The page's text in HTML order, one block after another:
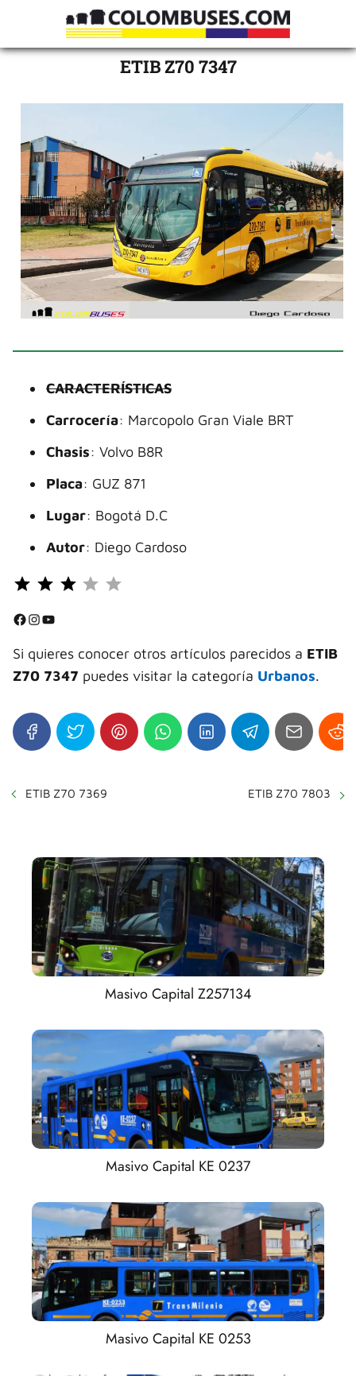
ETIB Z70 7347
CARACTERÍSTICAS
Carrocería: Marcopolo Gran Viale BRT
Chasis: Volvo B8R
Placa: GUZ 871
Lugar: Bogotá D.C
Autor: Diego Cardoso
⭐
⭐
Facebook InstagramYouTube
Si quieres conocer otros artículos parecidos a ETIB
Z70 7347 puedes visitar la categoría Urbanos.
ETIB Z70 7369 ETIB Z70 7803
Masivo Capital Z257134
Masivo Capital KE 0237
Masivo Capital KE 0253